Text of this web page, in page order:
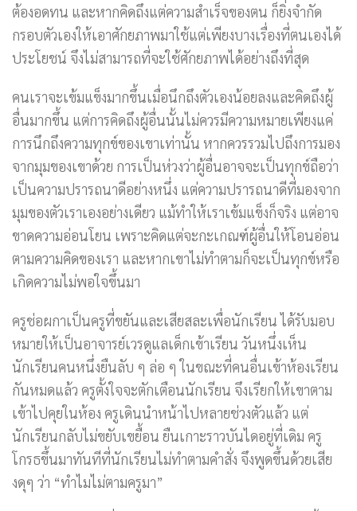
ต้องอดทน และหากคิดถึงแต่ความสำเร็จของตน ก็ยิ่งจำกัด
กรอบตัวเองให้เอาศักยภาพมาใช้แต่เพียงบางเรื่องที่ตนเองได้
ประโยชน์ จึงไม่สามารถที่จะใช้ศักยภาพได้อย่างถึงที่สุด
คนเราจะเข้มแข็งมากขึ้นเมื่อนึกถึงตัวเองน้อยลงและคิดถึงผู้
อื่นมากขึ้น แต่การคิดถึงผู้อื่นนั้นไม่ควรมีความหมายเพียงแค่
การนึกถึงความทุกข์ของเขาเท่านั้น หากควรรวมไปถึงการมอง
จากมุมของเขาด้วย การเป็นห่วงว่าผู้อื่นอาจจะเป็นทุกข์ถือว่า
เป็นความปรารถนาดีอย่างหนึ่ง แต่ความปรารถนาดีที่มองจาก
มุมของตัวเราเองอย่างเดียว แม้ทำให้เราเข้มแข็งก็จริง แต่อาจ
ขาดความอ่อนโยน เพราะคิดแต่จะกะเกณฑ์ผู้อื่นให้โอนอ่อน
ตามความคิดของเรา และหากเขาไม่ทำตามก็จะเป็นทุกข์หรือ
เกิดความไม่พอใจขึ้นมา
ครูช่อผกาเป็นครูที่ขยันและเสียสละเพื่อนักเรียน ได้รับมอบ
หมายให้เป็นอาจารย์เวรดูแลเด็กเข้าเรียน วันหนึ่งเห็น
นักเรียนคนหนึ่งยืนลับ ๆ ล่อ ๆ ในขณะที่คนอื่นเข้าห้องเรียน
กันหมดแล้ว ครูตั้งใจจะตักเตือนนักเรียน จึงเรียกให้เขาตาม
เข้าไปคุยในห้อง ครูเดินนำหน้าไปหลายช่วงตัวแล้ว แต่
นักเรียนกลับไม่ขยับเขยื้อน ยืนเกาะราวบันไดอยู่ที่เดิม ครู
โกรธขึ้นมาทันทีที่นักเรียนไม่ทำตามคำสั่ง จึงพูดขึ้นด้วยเสีย
งดุๆ ว่า “ทำไมไม่ตามครูมา”